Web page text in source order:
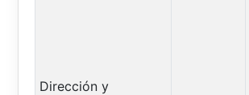
Dirección y